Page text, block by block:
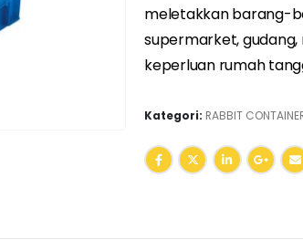
meletakkan barang-
supermarket,gudang,
keperluan rumah
Kategori: RABBIT